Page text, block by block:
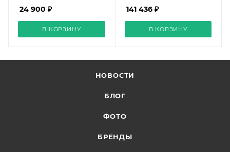
24 900 ₽
В КОРЗИНУ
141 436 ₽
В КОРЗИНУ
НОВОСТИ
БЛОГ
ФОТО
БРЕНДЫ